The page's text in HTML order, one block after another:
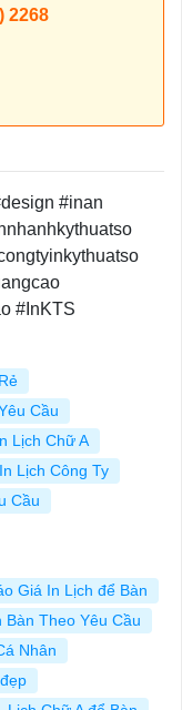
2268
#inan
#InKTS
Cầu
Lịch Chữ A
In Lịch Công Ty
Cầu
Giá In Lịch để Bàn
Bàn Theo Yêu Cầu
Nhân